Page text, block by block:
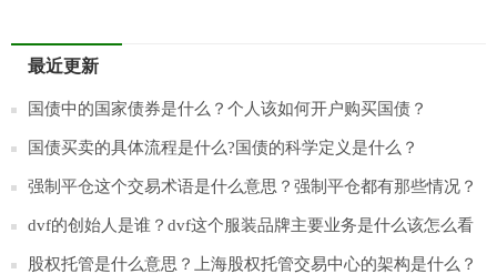
最近更新
国债中的国家债券是什么？个人该如何开户购买国债？
国债买卖的具体流程是什么?国债的科学定义是什么？
强制平仓这个交易术语是什么意思？强制平仓都有那些情况？
dvf的创始人是谁？dvf这个服装品牌主要业务是什么该怎么看
待？
股权托管是什么意思？上海股权托管交易中心的架构是什么？